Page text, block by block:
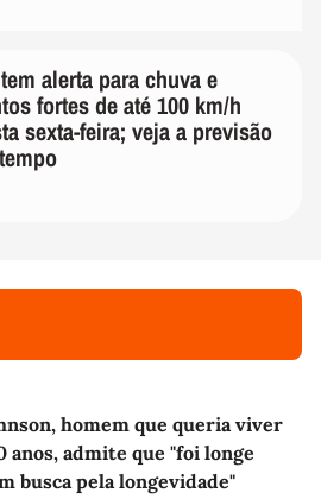
alerta para chuva e
fortes de até 100 km/h
sexta-feira; veja a previsão
homem que queria viver
anos, admite que "foi longe
busca pela longevidade"